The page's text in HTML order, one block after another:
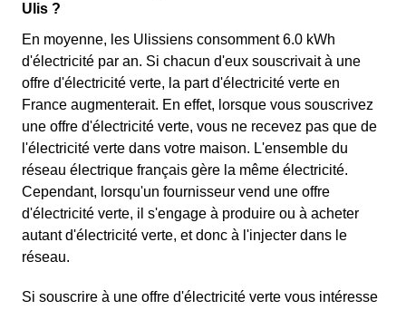
Ulis ?
En moyenne, les Ulissiens consomment 6.0 kWh
d'électricité par an. Si chacun d'eux souscrivait à une
offre d'électricité verte, la part d'électricité verte en
France augmenterait. En effet, lorsque vous souscrivez
une offre d'électricité verte, vous ne recevez pas que de
l'électricité verte dans votre maison. L'ensemble du
réseau électrique français gère la même électricité.
Cependant, lorsqu'un fournisseur vend une offre
d'électricité verte, il s'engage à produire ou à acheter
autant d'électricité verte, et donc à l'injecter dans le
réseau.
Si souscrire à une offre d'électricité verte vous intéresse